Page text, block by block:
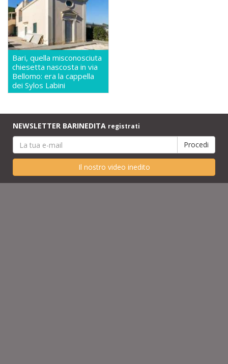
Bari, quella misconosciuta
chiesetta nascosta in via
Bellomo: era la cappella
dei Sylos Labini
NEWSLETTER BARINEDITA registrati
Il nostro video inedito